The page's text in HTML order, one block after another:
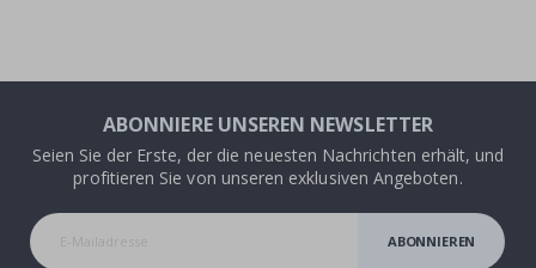
ABONNIERE UNSEREN NEWSLETTER
Seien Sie der Erste, der die neuesten Nachrichten erhält, und
profitieren Sie von unseren exklusiven Angeboten.
ABONNIEREN